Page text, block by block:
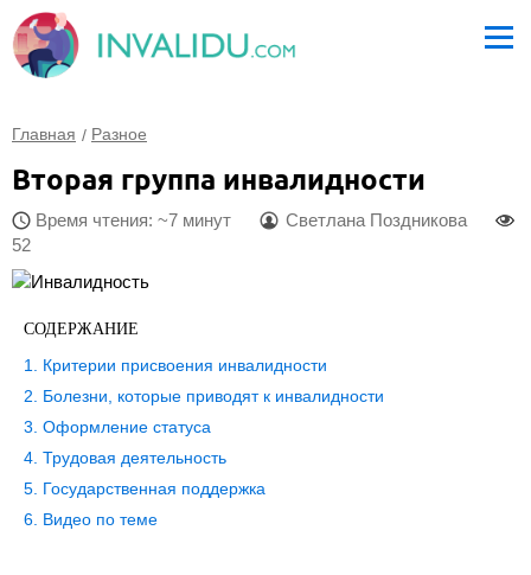
Главная Разное
Вторая группа инвалидности
Время чтения: ~7 минут
Светлана Поздникова
52
СОДЕРЖАНИЕ
Критерии присвоения инвалидности
Болезни, которые приводят к инвалидности
Оформление статуса
Трудовая деятельность
Государственная поддержка
Видео по теме